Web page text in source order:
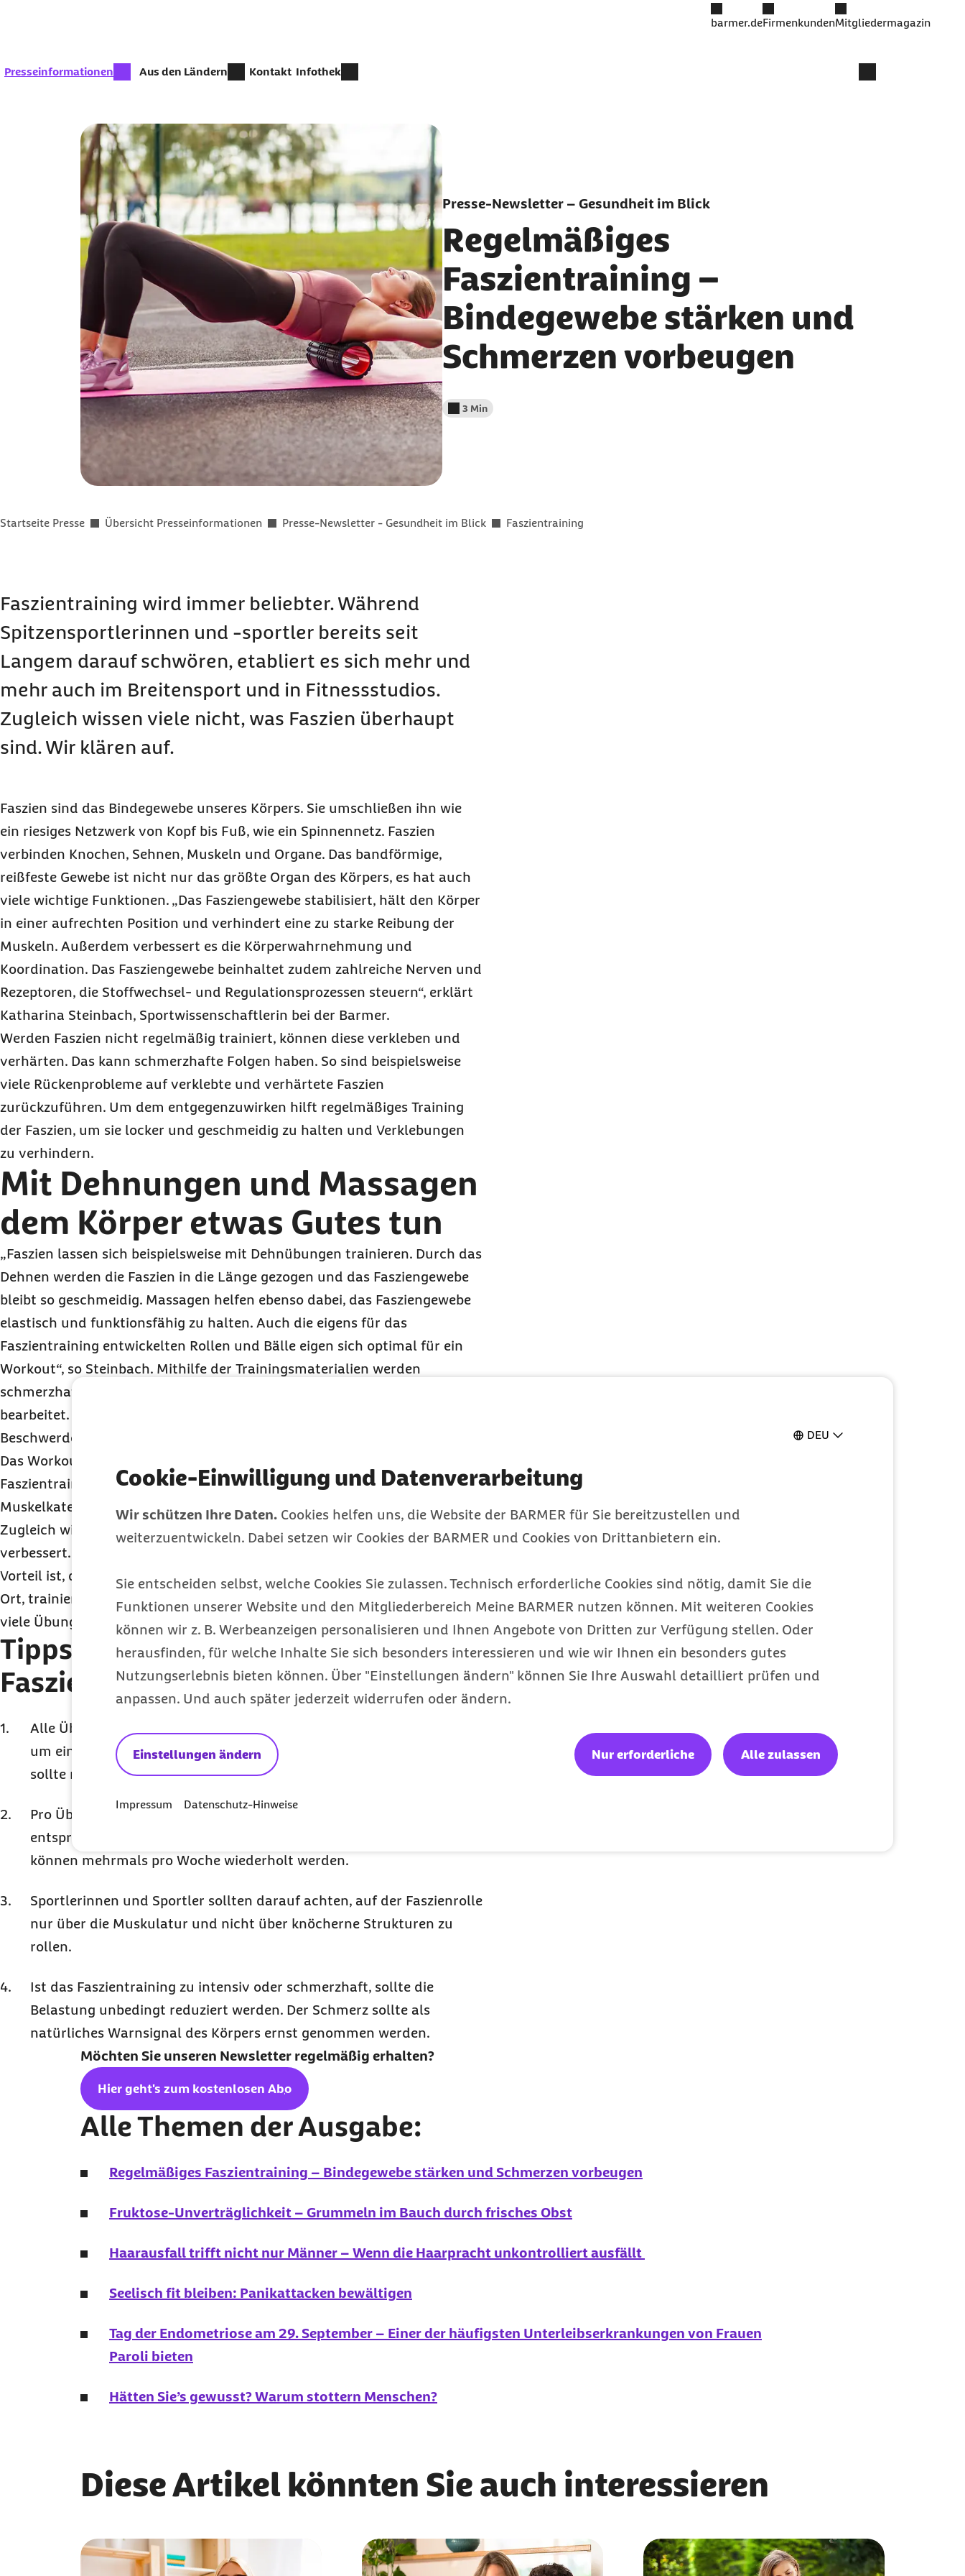
DEU
Cookie-Einwilligung und Datenverarbeitung
Wir schützen Ihre Daten. Cookies helfen uns, die Website der BARMER für Sie bereitzustellen und
weiterzuentwickeln. Dabei setzen wir Cookies der BARMER und Cookies von Drittanbietern ein.
Sie entscheiden selbst, welche Cookies Sie zulassen. Technisch erforderliche Cookies sind nötig, damit Sie die
Funktionen unserer Website und den Mitgliederbereich Meine BARMER nutzen können. Mit weiteren Cookies
können wir z. B. Werbeanzeigen personalisieren und Ihnen Angebote von Dritten zur Verfügung stellen. Oder
herausfinden, für welche Inhalte Sie sich besonders interessieren und wie wir Ihnen ein besonders gutes
Nutzungserlebnis bieten können. Über "Einstellungen ändern" können Sie Ihre Auswahl detailliert prüfen und
anpassen. Und auch später jederzeit widerrufen oder ändern.
Einstellungen ändern Nur erforderliche Alle zulassen
Impressum Datenschutz-Hinweise
barmer.deFirmenkundenMitgliedermagazin
zur Zeit aktiv:
Presseinformationen Aus den Ländern Kontakt Infothek
Presse-Newsletter – Gesundheit im Blick
Regelmäßiges
Faszientraining –
Bindegewebe stärken und
Schmerzen vorbeugen
Lesedauer weniger als
3 Min
Sie befinden sich hier:
Startseite Presse Übersicht Presseinformationen Presse-Newsletter - Gesundheit im Blick Faszientraining
Faszientraining wird immer beliebter. Während
Spitzensportlerinnen und -sportler bereits seit
Langem darauf schwören, etabliert es sich mehr und
mehr auch im Breitensport und in Fitnessstudios.
Zugleich wissen viele nicht, was Faszien überhaupt
sind. Wir klären auf.
Faszien sind das Bindegewebe unseres Körpers. Sie umschließen ihn wie
ein riesiges Netzwerk von Kopf bis Fuß, wie ein Spinnennetz. Faszien
verbinden Knochen, Sehnen, Muskeln und Organe. Das bandförmige,
reißfeste Gewebe ist nicht nur das größte Organ des Körpers, es hat auch
viele wichtige Funktionen. „Das Fasziengewebe stabilisiert, hält den Körper
in einer aufrechten Position und verhindert eine zu starke Reibung der
Muskeln. Außerdem verbessert es die Körperwahrnehmung und
Koordination. Das Fasziengewebe beinhaltet zudem zahlreiche Nerven und
Rezeptoren, die Stoffwechsel- und Regulationsprozessen steuern“, erklärt
Katharina Steinbach, Sportwissenschaftlerin bei der Barmer.
Werden Faszien nicht regelmäßig trainiert, können diese verkleben und
verhärten. Das kann schmerzhafte Folgen haben. So sind beispielsweise
viele Rückenprobleme auf verklebte und verhärtete Faszien
zurückzuführen. Um dem entgegenzuwirken hilft regelmäßiges Training
der Faszien, um sie locker und geschmeidig zu halten und Verklebungen
zu verhindern.
Mit Dehnungen und Massagen
dem Körper etwas Gutes tun
„Faszien lassen sich beispielsweise mit Dehnübungen trainieren. Durch das
Dehnen werden die Faszien in die Länge gezogen und das Fasziengewebe
bleibt so geschmeidig. Massagen helfen ebenso dabei, das Fasziengewebe
elastisch und funktionsfähig zu halten. Auch die eigens für das
Faszientraining entwickelten Rollen und Bälle eigen sich optimal für ein
Workout“, so Steinbach. Mithilfe der Trainingsmaterialien werden
schmerzhafte Stellen an Füßen, Beinen, Armen und am Rücken gezielt
bearbeitet. Außerdem lassen sich damit punktuelle Verklebungen und
Beschwerden gezielt behandeln, womit Verletzungen vorbeugt wird.
Das Workout
Faszientraining
, um Verspannungen zu lösen, Schmerzen zu reduzieren,
Muskelkater zu lindern und die Beweglichkeit insgesamt zu erhöhen.
Zugleich wird dabei das Bindegewebe gestrafft und die Durchblutung
verbessert. Ein weiterer und für einige Menschen ausschlaggebender
Vorteil ist, dass die Faszien praktisch überall, unabhängig von Zeit und
Ort, trainiert werden können. Mit einer einfachen Hartschaumrolle können
viele Übungen problemlos auch Zuhause absolviert werden.
Tipps für Zuhause:Trainingmit der
Faszienrolle
Alle Übungen sollten langsam und kontrolliert durchgeführt werden,
um eine gleichmäßige Spannung der Faszien zu erreichen. Dabei
sollte man ruhig und gleichmäßig atmen.
Pro Übung sollte man sich etwa eine Minute Zeit nehmen, um die
entsprechenden Muskeln vollständig zu bearbeiten. Die Einheiten
können mehrmals pro Woche wiederholt werden.
Sportlerinnen und Sportler sollten darauf achten, auf der Faszienrolle
nur über die Muskulatur und nicht über knöcherne Strukturen zu
rollen.
Ist das Faszientraining zu intensiv oder schmerzhaft, sollte die
Belastung unbedingt reduziert werden. Der Schmerz sollte als
natürliches Warnsignal des Körpers ernst genommen werden.
Möchten Sie unseren Newsletter regelmäßig erhalten?
Hier geht's zum kostenlosen Abo
Alle Themen der Ausgabe:
Regelmäßiges Faszientraining – Bindegewebe stärken und Schmerzen vorbeugen
Fruktose-Unverträglichkeit – Grummeln im Bauch durch frisches Obst
Haarausfall trifft nicht nur Männer – Wenn die Haarpracht unkontrolliert ausfällt
Seelisch fit bleiben: Panikattacken bewältigen
Tag der Endometriose am 29. September – Einer der häufigsten Unterleibserkrankungen von Frauen
Paroli bieten
Hätten Sie’s gewusst? Warum stottern Menschen?
Diese Artikel könnten Sie auch interessieren